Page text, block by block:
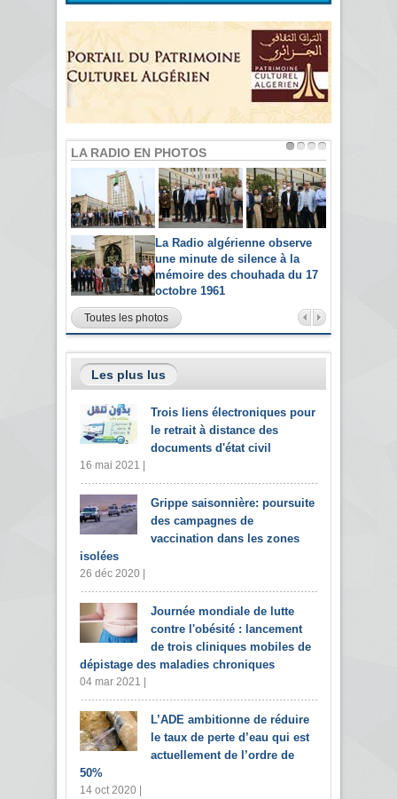
LA RADIO EN PHOTOS
La Radio algérienne observe
une minute de silence à la
mémoire des chouhada du 17
octobre 1961
Toutes les photos
Les plus lus
Trois liens électroniques pour
le retrait à distance des
documents d'état civil
16 mai 2021 |
Grippe saisonnière: poursuite
des campagnes de
vaccination dans les zones
isolées
26 déc 2020 |
Journée mondiale de lutte
contre l'obésité : lancement
de trois cliniques mobiles de
dépistage des maladies chroniques
04 mar 2021 |
L’ADE ambitionne de réduire
le taux de perte d’eau qui est
actuellement de l’ordre de
50%
14 oct 2020 |